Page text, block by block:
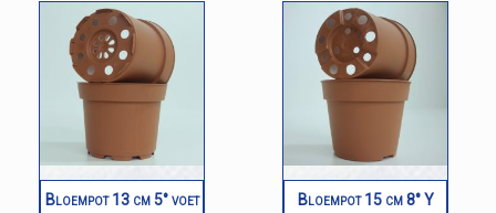
Bloempot 13 cm 5° voet
Bloempot 15 cm 8° Y